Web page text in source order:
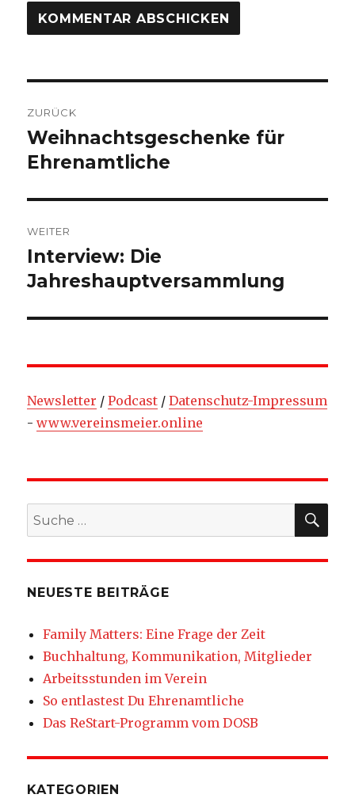
ZURÜCK
Vorheriger
Beitrag:
Weihnachtsgeschenke für
Ehrenamtliche
WEITER
Nächster
Beitrag:
Interview: Die
Jahreshauptversammlung
Newsletter /Podcast /Datenschutz-Impressum
-www.vereinsmeier.online
Suche
nach:
NEUESTE BEITRÄGE
Family Matters: Eine Frage der Zeit
Buchhaltung, Kommunikation, Mitglieder
Arbeitsstunden im Verein
So entlastest Du Ehrenamtliche
Das ReStart-Programm vom DOSB
KATEGORIEN